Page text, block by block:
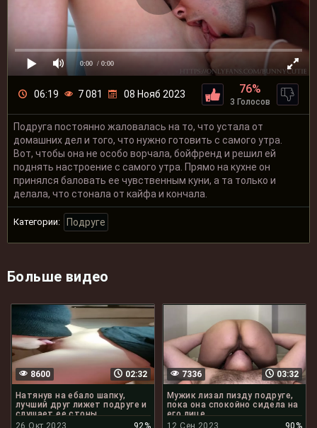
0:00 / 0:00
06:19 7 081 08 Нояб 2023 76%
3 Голосов
Подруга постоянно жаловалась на то, что устала от
домашних дел и того, что нужно готовить с самого утра.
Вот, чтобы она не особо ворчала, бойфренд и решил ей
поднять настроение с самого утра. Прямо на кухне он
принялся баловать ее чувственным куни, а та только и
делала, что стонала от кайфа и кончала.
Категории: Подруге
Больше видео
02:32
8600
Натянув на ебало шапку,
лучший друг лижет подруге и
слушает ее стоны
26 Окт 2023
92%
03:32
7336
Мужик лизал пизду подруге,
пока она спокойно сидела на
его лице
12 Сен 2023
90%